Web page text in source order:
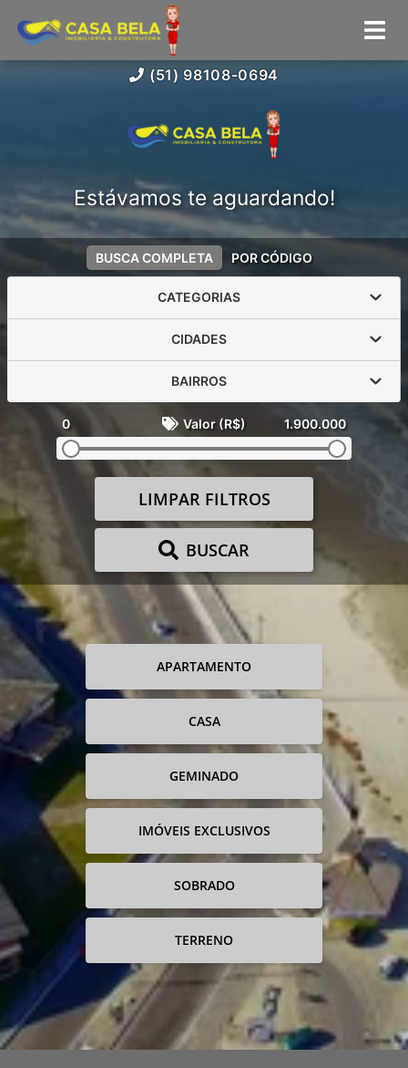
(51) 98108-0694
Estávamos te aguardando!
BUSCA COMPLETA POR CÓDIGO
CATEGORIAS
CIDADES
BAIRROS
0 Valor (R$) 1.900.000
LIMPAR FILTROS
BUSCAR
APARTAMENTO
CASA
GEMINADO
IMÓVEIS EXCLUSIVOS
SOBRADO
TERRENO